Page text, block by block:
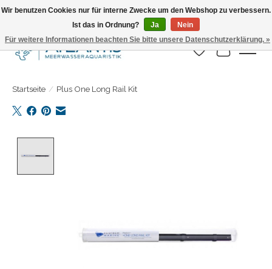
Täglicher Versand. Bestelle bis 15.00 Uhr
Wunschzettel
Ihr
Startseite / Plus One Long Rail Kit
Wir benutzen Cookies nur für interne Zwecke um den Webshop zu verbessern.
Ist das in Ordnung?
Ja
Nein
Für weitere Informationen beachten Sie bitte unsere Datenschutzerklärung. »